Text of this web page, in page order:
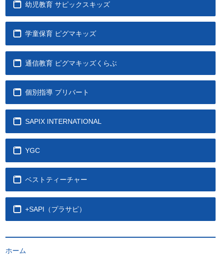
幼児教育 サピックスキッズ
学童保育 ピグマキッズ
通信教育 ピグマキッズくらぶ
個別指導 プリバート
SAPIX INTERNATIONAL
YGC
ベストティーチャー
+SAPI（プラサピ）
ホーム